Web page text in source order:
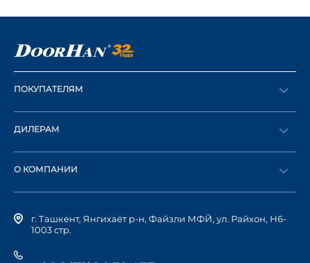
ПОКУПАТЕЛЯМ
Оформить заказ
Каталог
ДИЛЕРАМ
Стать дилером
О КОМПАНИИ
История компании
г. Ташкент, Янгихаёт р-н, Файзли МФЙ, ул. Райхон, Н6-
1003 стр.